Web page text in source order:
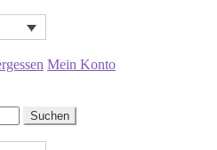
Mein Konto
Suchen